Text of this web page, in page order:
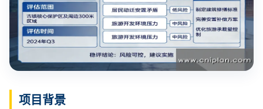
项目背景